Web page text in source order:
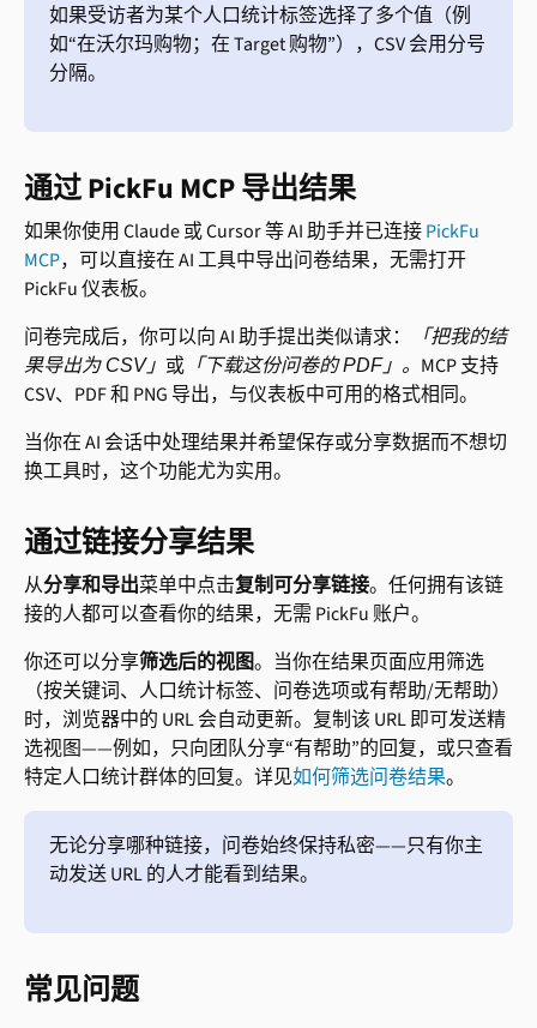
如果受访者为某个人口统计标签选择了多个值（例
如“在沃尔玛购物；在 Target 购物”），CSV 会用分号
分隔。
通过 PickFu MCP 导出结果
如果你使用 Claude 或 Cursor 等 AI 助手并已连接 PickFu
MCP，可以直接在 AI 工具中导出问卷结果，无需打开
PickFu 仪表板。
问卷完成后，你可以向 AI 助手提出类似请求：
「把我的结
果导出为 CSV」 或 「下载这份问卷的 PDF」。 MCP 支持
CSV、PDF 和 PNG 导出，与仪表板中可用的格式相同。
当你在 AI 会话中处理结果并希望保存或分享数据而不想切
换工具时，这个功能尤为实用。
通过链接分享结果
从分享和导出菜单中点击复制可分享链接。任何拥有该链
接的人都可以查看你的结果，无需 PickFu 账户。
你还可以分享筛选后的视图。当你在结果页面应用筛选
（按关键词、人口统计标签、问卷选项或有帮助/无帮助）
时，浏览器中的 URL 会自动更新。复制该 URL 即可发送精
选视图——例如，只向团队分享“有帮助”的回复，或只查看
特定人口统计群体的回复。详见如何筛选问卷结果。
无论分享哪种链接，问卷始终保持私密——只有你主
动发送 URL 的人才能看到结果。
常见问题